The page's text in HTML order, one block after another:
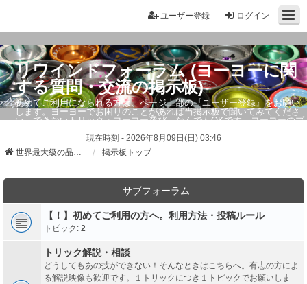
ログイン
ユーザー登録
リワインドフォーラム (ヨーヨーに関
する質問・交流の掲示板)
初めてご利用になられる方は、ページ上部の『ユーザー登録』をお願い
します。ヨーヨーでお困りのことがあれば当掲示板で聞いてみてくださ
い。できないトリック・ヨーヨー選び、なんでもOKです。ヨーヨーのプ
現在時刻 - 2026年8月09日(日) 03:46
世界最大級の品ぞろえ ヨーヨーストア「リワインド」
掲示板トップ
サブフォーラム
【！】初めてご利用の方へ。利用方法・投稿ルール
トピック: 2
トリック解説・相談
どうしてもあの技ができない！そんなときはこちらへ。有志の方によ
る解説映像も歓迎です。１トリックにつき１トピックでお願いしま